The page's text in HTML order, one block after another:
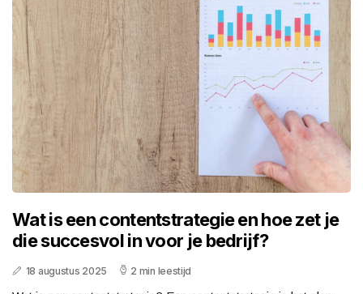
Wat is een contentstrategie en hoe zet je
die succesvol in voor je bedrijf?
18 augustus 2025 2 min leestijd